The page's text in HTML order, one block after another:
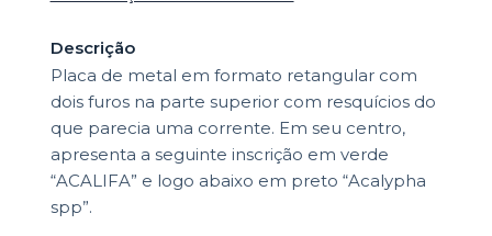
Descrição
Placa de metal em formato retangular com
dois furos na parte superior com resquícios do
que parecia uma corrente. Em seu centro,
apresenta a seguinte inscrição em verde
“ACALIFA” e logo abaixo em preto “Acalypha
spp”.